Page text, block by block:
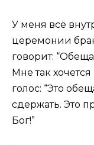
У меня всё
церемонии
говорит:
Мне так
голос: “Это
сдержать. Это
Бог!”